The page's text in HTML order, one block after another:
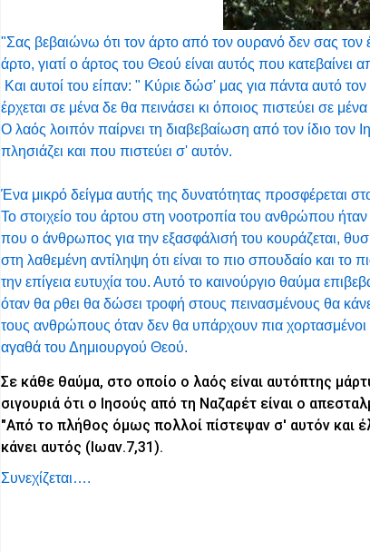
"Σας βεβαιώνω ότι τον άρτο από τον ουρανό δεν σας
άρτο, γιατί ο άρτος του Θεού είναι αυτός που κατεβαίνει
Και αυτοί του είπαν: " Κύριε δώσ' μας για πάντα αυτό
έρχεται σε μένα δε θα πεινάσει κι όποιος πιστεύει σε
Ο λαός λοιπόν παίρνει τη διαβεβαίωση από τον ίδιο τον
πλησιάζει και που πιστεύει σ' αυτόν.
Ένα μικρό δείγμα αυτής της δυνατότητας προσφέρεται
Το στοιχείο του άρτου στη νοοτροπία του ανθρώπου
που ο άνθρωπος για την εξασφάλισή του κουράζεται,
στη λαθεμένη αντίληψη ότι είναι το πιο σπουδαίο και
την επίγεια ευτυχία του. Αυτό το καινούργιο θαύμα
όταν θα ρθει θα δώσει τροφή στους πεινασμένους θα
τους ανθρώπους όταν δεν θα υπάρχουν πια χορτασμένοι
αγαθά του Δημιουργού Θεού.
Σε κάθε θαύμα, στο οποίο ο λαός είναι αυτόπτης
σιγουριά ότι ο Ιησούς από τη Ναζαρέτ είναι ο
"Από το πλήθος όμως πολλοί πίστεψαν σ' αυτόν και
κάνει αυτός (Ιωαν.7,31).
Συνεχίζεται….